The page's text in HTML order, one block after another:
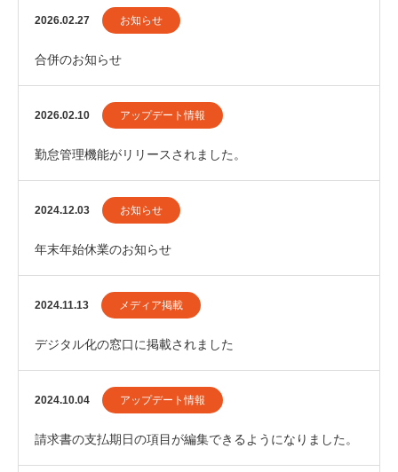
2026.02.27 お知らせ
合併のお知らせ
2026.02.10 アップデート情報
勤怠管理機能がリリースされました。
2024.12.03 お知らせ
年末年始休業のお知らせ
2024.11.13 メディア掲載
デジタル化の窓口に掲載されました
2024.10.04 アップデート情報
請求書の支払期日の項目が編集できるようになりました。